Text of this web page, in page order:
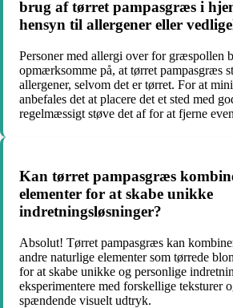
brug af tørret pampasgræs i
hensyn til allergener eller
Personer med allergi over for græspollen
opmærksomme på, at tørret pampasgræs
allergener, selvom det er tørret. For at
anbefales det at placere det et sted med
regelmæssigt støve det af for at fjerne
Kan tørret pampasgræs
elementer for at skabe unikke
indretningsløsninger?
Absolut! Tørret pampasgræs kan
andre naturlige elementer som tørrede
for at skabe unikke og personlige
eksperimentere med forskellige teksturer
spændende visuelt udtryk.